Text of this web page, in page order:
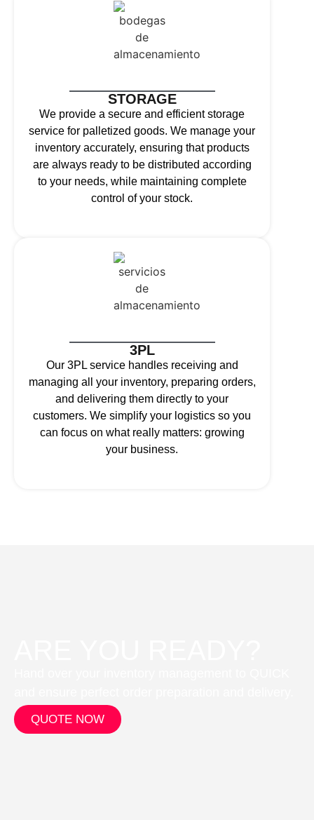
STORAGE
We provide a secure and efficient storage
service for palletized goods. We manage your
inventory accurately, ensuring that products
are always ready to be distributed according
to your needs, while maintaining complete
control of your stock.
3PL
Our 3PL service handles receiving and
managing all your inventory, preparing orders,
and delivering them directly to your
customers. We simplify your logistics so you
can focus on what really matters: growing
your business.
QUOTE NOW